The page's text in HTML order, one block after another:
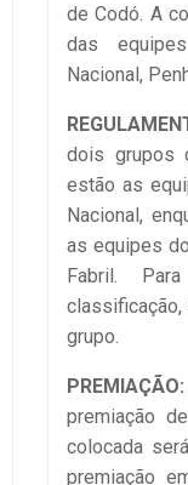
de Codó. A
das
Nacional,
dois grupos
estão as
Nacional,
as equipes
Fabril.
grupo.
PREMIAÇÃO:
premiação
colocada
premiação